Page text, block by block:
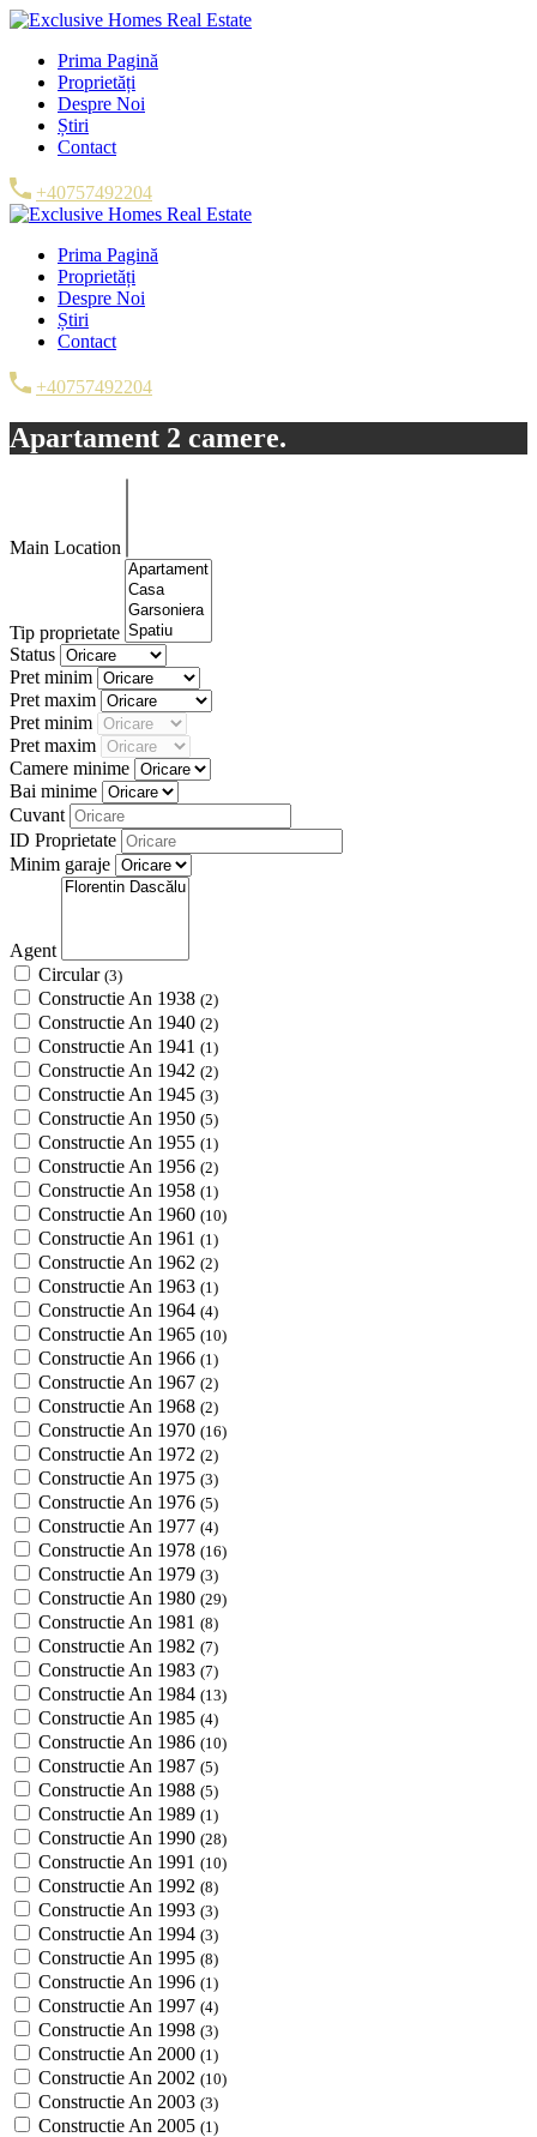
Prima Pagină
Proprietăți
Despre Noi
Știri
Contact
+40757492204
Prima Pagină
Proprietăți
Despre Noi
Știri
Contact
+40757492204
Apartament 2 camere.
Main Location
Tip proprietate
Status
Pret minim
Pret maxim
Pret minim
Pret maxim
Camere minime
Bai minime
Cuvant
ID Proprietate
Minim garaje
Agent
Circular (3)
Constructie An 1938 (2)
Constructie An 1940 (2)
Constructie An 1941 (1)
Constructie An 1942 (2)
Constructie An 1945 (3)
Constructie An 1950 (5)
Constructie An 1955 (1)
Constructie An 1956 (2)
Constructie An 1958 (1)
Constructie An 1960 (10)
Constructie An 1961 (1)
Constructie An 1962 (2)
Constructie An 1963 (1)
Constructie An 1964 (4)
Constructie An 1965 (10)
Constructie An 1966 (1)
Constructie An 1967 (2)
Constructie An 1968 (2)
Constructie An 1970 (16)
Constructie An 1972 (2)
Constructie An 1975 (3)
Constructie An 1976 (5)
Constructie An 1977 (4)
Constructie An 1978 (16)
Constructie An 1979 (3)
Constructie An 1980 (29)
Constructie An 1981 (8)
Constructie An 1982 (7)
Constructie An 1983 (7)
Constructie An 1984 (13)
Constructie An 1985 (4)
Constructie An 1986 (10)
Constructie An 1987 (5)
Constructie An 1988 (5)
Constructie An 1989 (1)
Constructie An 1990 (28)
Constructie An 1991 (10)
Constructie An 1992 (8)
Constructie An 1993 (3)
Constructie An 1994 (3)
Constructie An 1995 (8)
Constructie An 1996 (1)
Constructie An 1997 (4)
Constructie An 1998 (3)
Constructie An 2000 (1)
Constructie An 2002 (10)
Constructie An 2003 (3)
Constructie An 2005 (1)